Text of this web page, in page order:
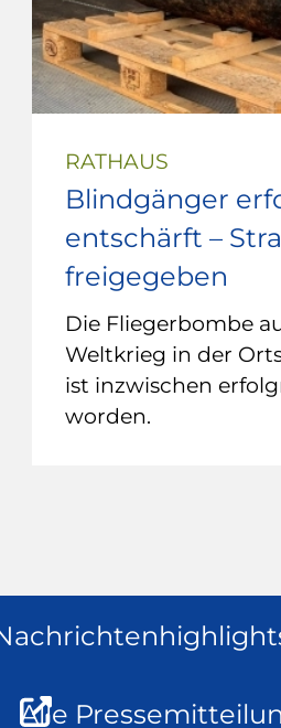
RATHAUS
Blindgänger
entschärft –
freigegeben
Die Fliegerbombe
Weltkrieg in der
ist inzwischen
worden.
Alle